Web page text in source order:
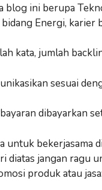
blog ini berupa
Energi,
kata, jumlah
sesuai
dibayarkan
untuk bekerjasama
diatas jangan ragu
produk atau jasa: